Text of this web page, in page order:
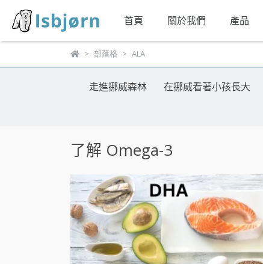
首頁 關於我們 產品
部落格 ALA
走進挪威森林 在挪威看著小孩長大
了解 Omega-3